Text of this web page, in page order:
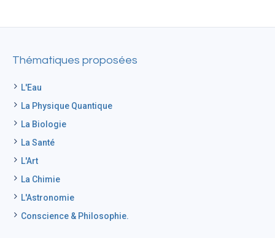
Thématiques proposées
L'Eau
La Physique Quantique
La Biologie
La Santé
L'Art
La Chimie
L'Astronomie
Conscience & Philosophie.